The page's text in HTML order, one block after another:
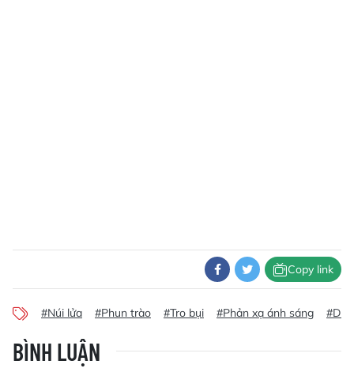
Copy link
#Núi lửa #Phun trào #Tro bụi #Phản xạ ánh sáng
BÌNH LUẬN